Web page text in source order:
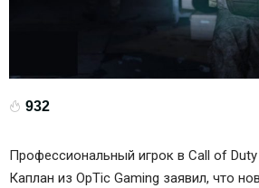
932
Профессиональный игрок в Call of
Каплан из OpTic Gaming заявил, что